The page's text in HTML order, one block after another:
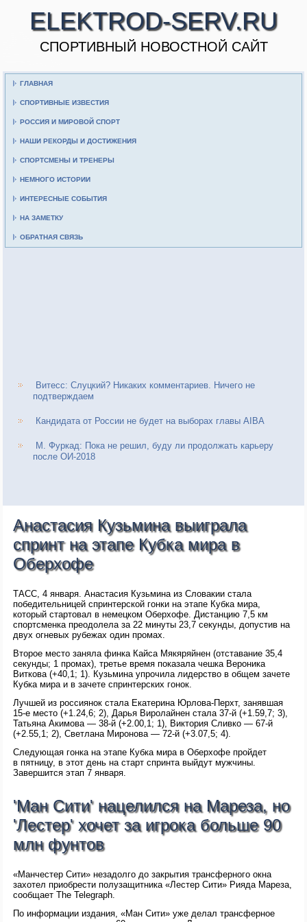
ELEKTROD-SERV.RU
CПОРТИВНЫЙ НОВОСТНОЙ САЙТ
ГЛАВНАЯ
СПОРТИВНЫЕ ИЗВЕСТИЯ
РОССИЯ И МИРОВОЙ СПОРТ
НАШИ РЕКОРДЫ И ДОСТИЖЕНИЯ
СПОРТСМЕНЫ И ТРЕНЕРЫ
НЕМНОГО ИСТОРИИ
ИНТЕРЕСНЫЕ СОБЫТИЯ
НА ЗАМЕТКУ
ОБРАТНАЯ СВЯЗЬ
Витесс: Слуцкий? Никаких комментариев. Ничего не
подтверждаем
Кандидата от России не будет на выборах главы AIBA
М. Фуркад: Пока не решил, буду ли продолжать карьеру
после ОИ-2018
Анастасия Кузьмина выиграла
спринт на этапе Кубка мира в
Оберхофе
ТАСС, 4 января. Анастасия Кузьмина из Словакии стала
победительницей спринтерской гонки на этапе Кубка мира,
который стартовал в немецком Оберхофе. Дистанцию 7,5 км
спортсменка преодолела за 22 минуты 23,7 секунды, допустив на
двух огневых рубежах один промах.
Второе место заняла финка Кайса Мякяряйнен (отставание 35,4
секунды; 1 промах), третье время показала чешка Вероника
Виткова (+40,1; 1). Кузьмина упрочила лидерство в общем зачете
Кубка мира и в зачете спринтерских гонок.
Лучшей из россиянок стала Екатерина Юрлова-Перхт, занявшая
15-е место (+1.24,6; 2), Дарья Виролайнен стала 37-й (+1.59,7; 3),
Татьяна Акимова — 38-й (+2.00,1; 1), Виктория Сливко — 67-й
(+2.55,1; 2), Светлана Миронова — 72-й (+3.07,5; 4).
Следующая гонка на этапе Кубка мира в Оберхофе пройдет
в пятницу, в этот день на старт спринта выйдут мужчины.
Завершится этап 7 января.
'Ман Сити' нацелился на Мареза, но
'Лестер' хочет за игрока больше 90
млн фунтов
«Манчестер Сити» незадолго до закрытия трансферного окна
захотел приобрести полузащитника «Лестер Сити» Рияда Мареза,
сообщает The Telegraph.
По информации издания, «Ман Сити» уже делал трансферное